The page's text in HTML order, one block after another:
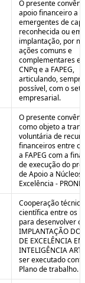
O presente
apoio financeiro a
emergentes de
reconhecida ou em
implantação, por
ações comuns e
complementares
CNPq e a FAPEG,
articulando,
possível, com o
empresarial.
O presente
como objeto a
voluntária de
financeiros entre o
a FAPEG com a
de execução do
de Apoio a Núcleos
Excelência -
Cooperação
científica entre os
para desenvolver o
IMPLANTAÇÃO DO
DE EXCELÊNCIA EM
INTELIGÊNCIA
ser executado
Plano de trabalho.